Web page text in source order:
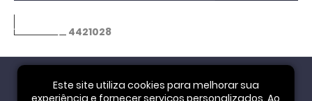
4421028
Este site utiliza cookies para melhorar sua
experiência e fornecer serviços personalizados. Ao